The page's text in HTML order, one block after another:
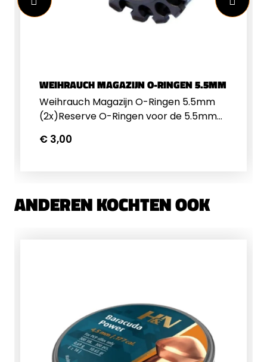
WEIHRAUCH MAGAZIJN O-RINGEN 5.5MM
Weihrauch Magazijn O-Ringen 5.5mm
(2x)Reserve O-Ringen voor de 5.5mm
verpakking
€ 3,00
ANDEREN KOCHTEN OOK